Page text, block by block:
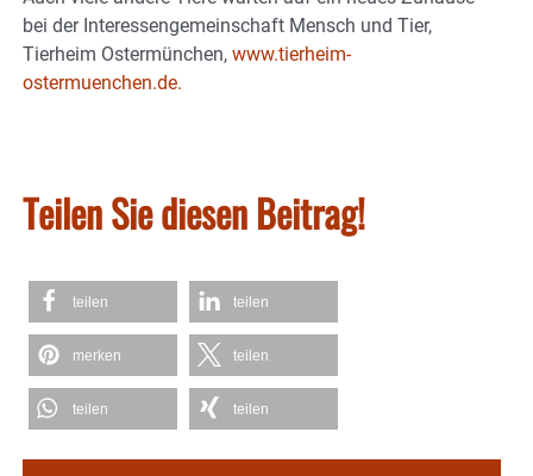
bei der Interessengemeinschaft Mensch und Tier,
Tierheim Ostermünchen, www.tierheim-
ostermuenchen.de.
Teilen Sie diesen Beitrag!
teilen teilen
merken teilen
teilen teilen